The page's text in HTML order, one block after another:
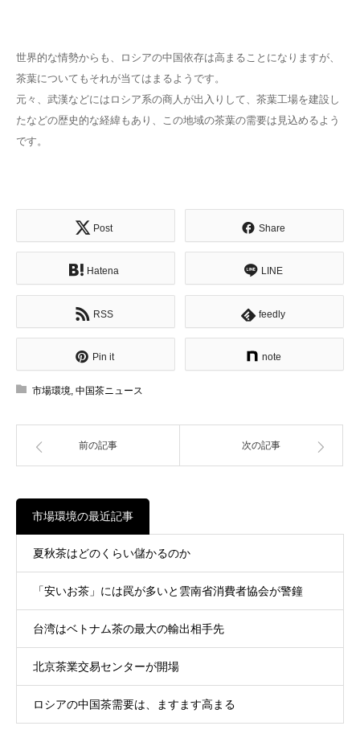
世界的な情勢からも、ロシアの中国依存は高まることになりますが、
茶葉についてもそれが当てはまるようです。
元々、武漢などにはロシア系の商人が出入りして、茶葉工場を建設し
たなどの歴史的な経緯もあり、この地域の茶葉の需要は見込めるよう
です。
Post Share
Hatena LINE
RSS feedly
Pin it note
市場環境, 中国茶ニュース
前の記事 次の記事
市場環境の最近記事
夏秋茶はどのくらい儲かるのか
「安いお茶」には罠が多いと雲南省消費者協会が警鐘
台湾はベトナム茶の最大の輸出相手先
北京茶業交易センターが開場
ロシアの中国茶需要は、ますます高まる